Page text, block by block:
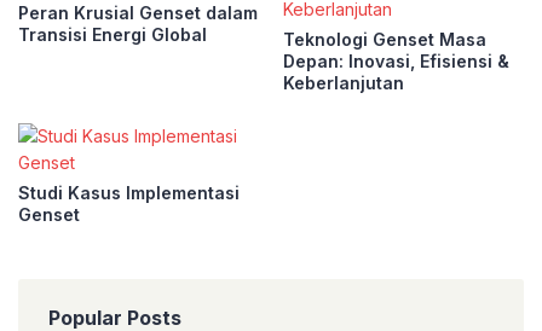
Peran Krusial Genset dalam
Transisi Energi Global
Teknologi Genset Masa
Depan: Inovasi, Efisiensi &
Keberlanjutan
Studi Kasus Implementasi
Genset
Popular Posts